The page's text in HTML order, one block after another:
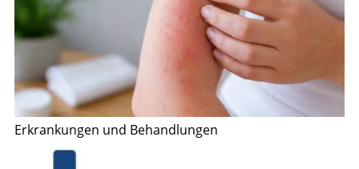
Erkrankungen und Behandlungen